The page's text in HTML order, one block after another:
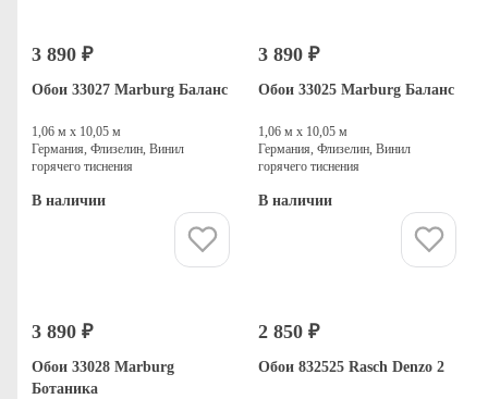
3 890 ₽
Обои 33027 Marburg Баланс
1,06 м х 10,05 м
Германия, Флизелин, Винил
горячего тиснения
В наличии
3 890 ₽
Обои 33025 Marburg Баланс
1,06 м х 10,05 м
Германия, Флизелин, Винил
горячего тиснения
В наличии
3 890 ₽
Обои 33028 Marburg
Ботаника
2 850 ₽
Обои 832525 Rasch Denzo 2